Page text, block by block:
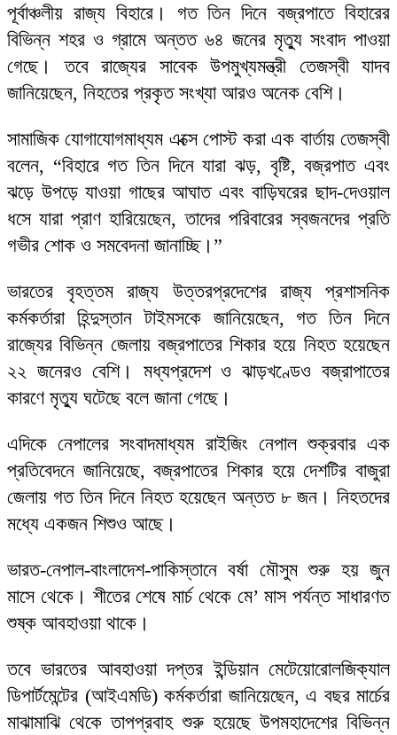
পূর্বাঞ্চলীয় রাজ্য বিহারে। গত তিন দিনে বজ্রপাতে বিহারের
বিভিন্ন শহর ও গ্রামে অন্তত ৬৪ জনের মৃত্যু সংবাদ পাওয়া
গেছে। তবে রাজ্যের সাবেক উপমুখ্যমন্ত্রী তেজস্বী যাদব
জানিয়েছেন, নিহতের প্রকৃত সংখ্যা আরও অনেক বেশি।
সামাজিক যোগাযোগমাধ্যম এক্সে পোস্ট করা এক বার্তায় তেজস্বী
বলেন, “বিহারে গত তিন দিনে যারা ঝড়, বৃষ্টি, বজ্রপাত এবং
ঝড়ে উপড়ে যাওয়া গাছের আঘাত এবং বাড়িঘরের ছাদ-দেওয়াল
ধসে যারা প্রাণ হারিয়েছেন, তাদের পরিবারের স্বজনদের প্রতি
গভীর শোক ও সমবেদনা জানাচ্ছি।”
ভারতের বৃহত্তম রাজ্য উত্তরপ্রদেশের রাজ্য প্রশাসনিক
কর্মকর্তারা হিন্দুস্তান টাইমসকে জানিয়েছেন, গত তিন দিনে
রাজ্যের বিভিন্ন জেলায় বজ্রপাতের শিকার হয়ে নিহত হয়েছেন
২২ জনেরও বেশি। মধ্যপ্রদেশ ও ঝাড়খণ্ডেও বজ্রাপাতের
কারণে মৃত্যু ঘটেছে বলে জানা গেছে।
এদিকে নেপালের সংবাদমাধ্যম রাইজিং নেপাল শুক্রবার এক
প্রতিবেদনে জানিয়েছে, বজ্রপাতের শিকার হয়ে দেশটির বাজুরা
জেলায় গত তিন দিনে নিহত হয়েছেন অন্তত ৮ জন। নিহতদের
মধ্যে একজন শিশুও আছে।
ভারত-নেপাল-বাংলাদেশ-পাকিস্তানে বর্ষা মৌসুম শুরু হয় জুন
মাসে থেকে। শীতের শেষে মার্চ থেকে মে’ মাস পর্যন্ত সাধারণত
শুষ্ক আবহাওয়া থাকে।
তবে ভারতের আবহাওয়া দপ্তর ইন্ডিয়ান মেটেয়োরোলজিক্যাল
ডিপার্টমেন্টের (আইএমডি) কর্মকর্তারা জানিয়েছেন, এ বছর মার্চের
মাঝামাঝি থেকে তাপপ্রবাহ শুরু হয়েছে উপমহাদেশের বিভিন্ন